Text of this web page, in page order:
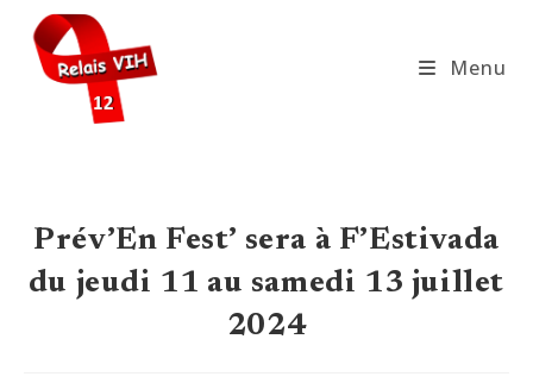
content
Menu
Prév’En Fest’ sera à F’Estivada
du jeudi 11 au samedi 13 juillet
2024